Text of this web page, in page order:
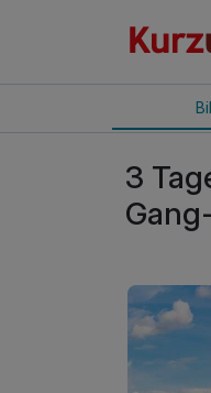
3